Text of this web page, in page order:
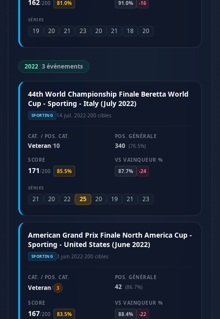
162/200 81.0%
91.0%
-16
SÉRIES
19 20 21 23 20 21 18 20
2022|3 événements
44th World Championship Finale Beretta World
Cup - Sporting - Italy (July 2022)
SPORTING 14 juil. 2022·200 cibles
CAT. / POS. CAT.
Veteran/10
POS. GÉNÉRALE
340 (76.5%)
SCORE
171/200 85.5%
VS VAINQUEUR %
87.7%
-24
SÉRIES
21 20 22 25 20 19 21 23
American Grand Prix Finale North America Cup -
Sporting - United States (June 2022)
SPORTING 3 juin 2022·200 cibles
CAT. / POS. CAT.
Veteran/ 3
POS. GÉNÉRALE
42 (86.7%)
SCORE
167/200 83.5%
VS VAINQUEUR %
88.4%
-22